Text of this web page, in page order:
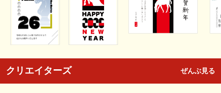
クリエイターズ ぜんぶ見る